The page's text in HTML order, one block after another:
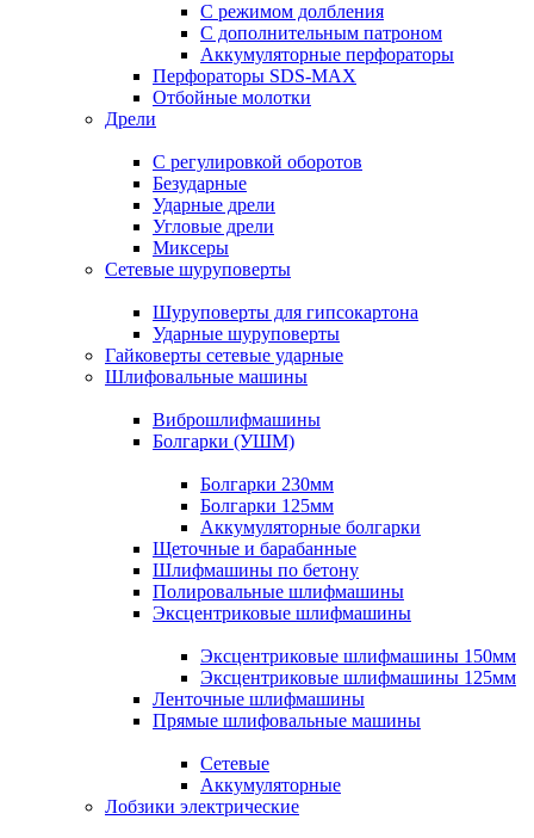
С режимом долбления
С дополнительным патроном
Аккумуляторные перфораторы
Перфораторы SDS-MAX
Отбойные молотки
Дрели
С регулировкой оборотов
Безударные
Ударные дрели
Угловые дрели
Миксеры
Сетевые шуруповерты
Шуруповерты для гипсокартона
Ударные шуруповерты
Гайковерты сетевые ударные
Шлифовальные машины
Виброшлифмашины
Болгарки (УШМ)
Болгарки 230мм
Болгарки 125мм
Аккумуляторные болгарки
Щеточные и барабанные
Шлифмашины по бетону
Полировальные шлифмашины
Эксцентриковые шлифмашины
Эксцентриковые шлифмашины 150мм
Эксцентриковые шлифмашины 125мм
Ленточные шлифмашины
Прямые шлифовальные машины
Сетевые
Аккумуляторные
Лобзики электрические